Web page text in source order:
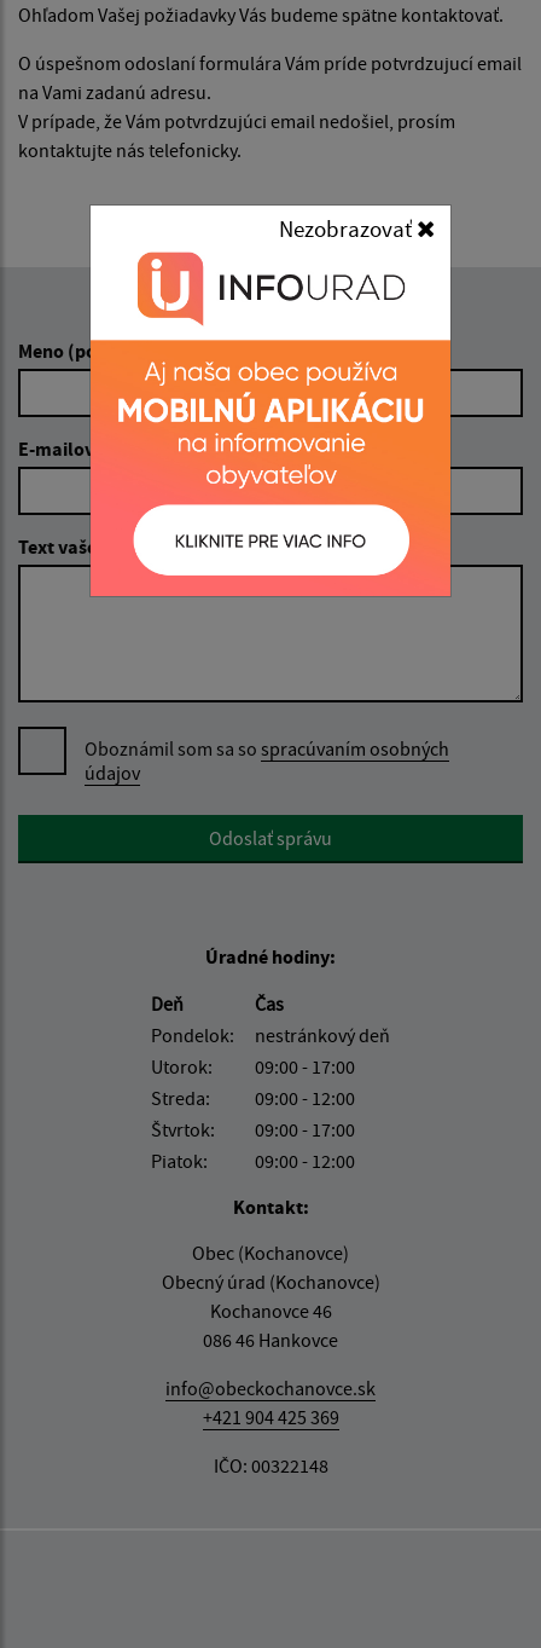
Ohľadom Vašej požiadavky Vás budeme spätne kontaktovať.
O úspešnom odoslaní formulára Vám príde potvrdzujucí email
na Vami zadanú adresu.
V prípade, že Vám potvrdzujúci email nedošiel, prosím
kontaktujte nás telefonicky.
Napíšte nám:
Meno (povinné)
E-mailová adresa (povinné)
Text vašej správy (povinné)
Oboznámil som sa so spracúvaním osobných
údajov
Google reCaptcha ResponseOdoslať správu
Úradné hodiny:
Deň
Čas
Pondelok:
nestránkový deň
Utorok:
09:00 - 17:00
Streda:
09:00 - 12:00
Štvrtok:
09:00 - 17:00
Piatok:
09:00 - 12:00
Kontakt:
Obec (Kochanovce)
Obecný úrad (Kochanovce)
Kochanovce 46
086 46 Hankovce
info@obeckochanovce.sk
+421 904 425 369
IČO: 00322148
Nezobrazovať